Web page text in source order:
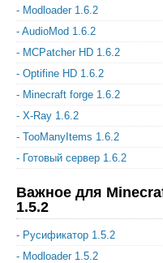
- Modloader 1.6.2
- AudioMod 1.6.2
- MCPatcher HD 1.6.2
- Optifine HD 1.6.2
- Minecraft forge 1.6.2
- X-Ray 1.6.2
- TooManyItems 1.6.2
- Готовый сервер 1.6.2
Важное для
1.5.2
- Русификатор 1.5.2
- Modloader 1.5.2